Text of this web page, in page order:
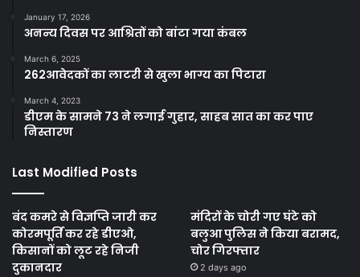
January 17, 2026
अनन्य दिवस पर आश्रितों को बांटा गया कंबल
March 6, 2025
262आवेदकों का लाटरी से खुला भाग्य का पिटारा
March 4, 2023
डीएम के सामने 73 ने लगाई गुहार, साहब सात का कर पाए
निस्तारण
Last Modified Posts
बंद कमरे से विज्ञप्ति जारी कर
कोरमपूर्ति कर रहे डीएओ,
किसानों को लूट रहे निजी
दुकानदार
मंदिरों के चोरी गए घंटे को
बलुआ पुलिस ने किया बरामद,
चोर गिरफ्तार
2 days ago